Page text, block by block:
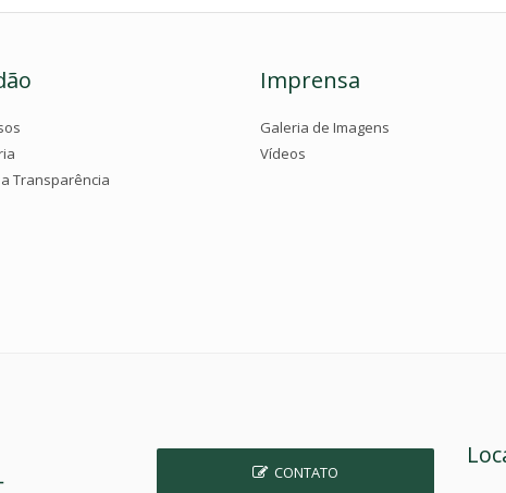
Transparência
Imprensa
Galeria de Imagens
Vídeos
CONTATO